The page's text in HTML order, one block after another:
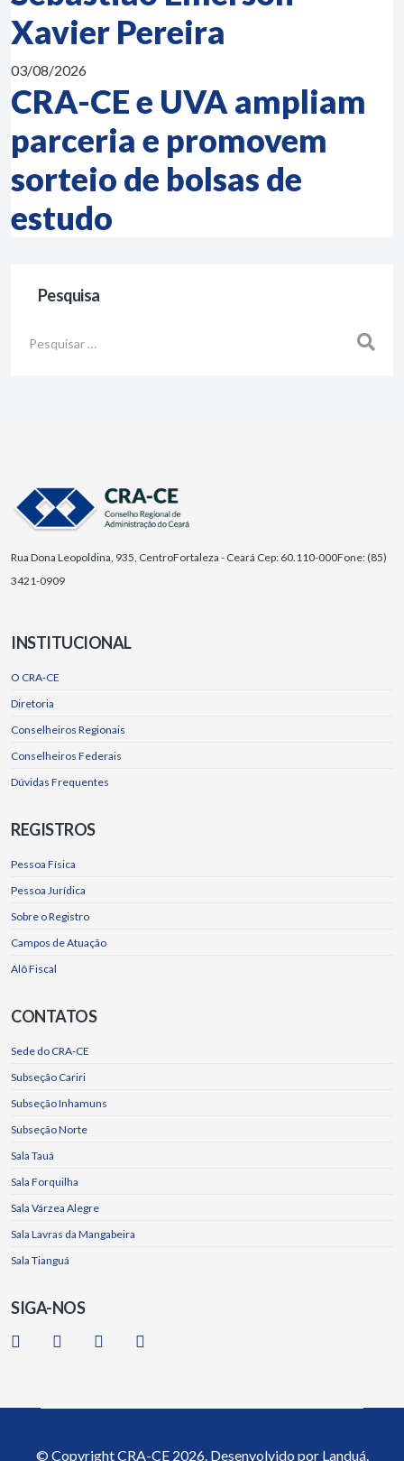
Xavier Pereira
03/08/2026
CRA-CE e UVA ampliam
parceria e promovem
sorteio de bolsas de
estudo
Pesquisa
Rua Dona Leopoldina, 935, CentroFortaleza - Ceará Cep: 60.110-000Fone: (85)
3421-0909
INSTITUCIONAL
O CRA-CE
Diretoria
Conselheiros Regionais
Conselheiros Federais
Dúvidas Frequentes
REGISTROS
Pessoa Física
Pessoa Jurídica
Sobre o Registro
Campos de Atuação
Alô Fiscal
CONTATOS
Sede do CRA-CE
Subseção Cariri
Subseção Inhamuns
Subseção Norte
Sala Tauá
Sala Forquilha
Sala Várzea Alegre
Sala Lavras da Mangabeira
Sala Tianguá
SIGA-NOS
© CopyrightCRA-CE2026. Desenvolvido por Landuá.